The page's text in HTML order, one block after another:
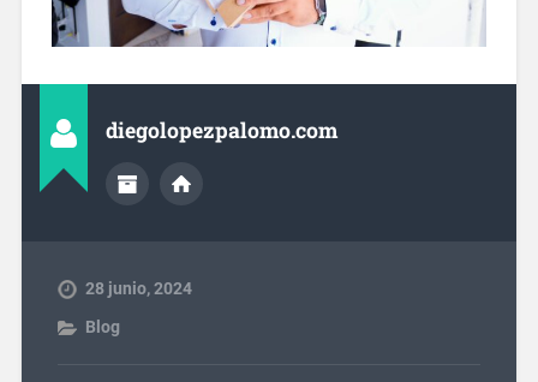
diegolopezpalomo.com
28 junio, 2024
Blog